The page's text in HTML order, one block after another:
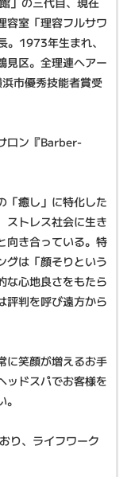
容室「理容フルサワ
。1973年生まれ、
見区。全理連ヘアー
市優秀技能者賞受
ロン『Barber-
「癒し」に特化した
ストレス社会に生き
向き合っている。特
グは「顔そりという
な心地良さをもたら
評判を呼び遠方から
に笑顔が増えるお手
ッドスパでお客様を
り、ライフワーク